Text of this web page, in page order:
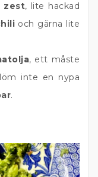
zest, lite hackad
och gärna lite
, ett måste
inte en nypa
.